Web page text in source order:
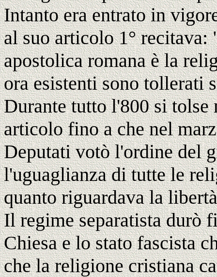
Intanto era entrato in
al suo articolo 1°
apostolica romana è la
ora esistenti sono tollerati
Durante tutto l'800 si tolse
articolo fino a che nel
Deputati votò l'ordine del
l'uguaglianza di tutte le
quanto riguardava la
Il regime separatista durò
Chiesa e lo stato fascista
che la religione cristiana